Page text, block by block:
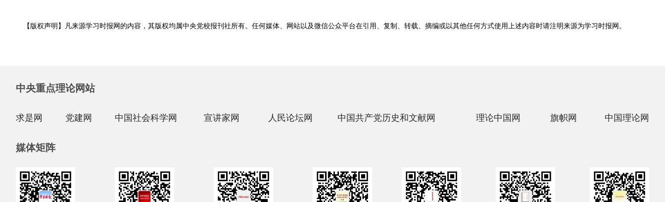
【版权声明】凡来源学习时报网的内容，其版权均属中央党校报刊社所有。任何媒体、网站以及微信公众平台在引用、复制、转载、摘编或以其他任何方式使用上述内容时请注明来源为学习时报网 。
中央重点理论网站
求是网 党建网 中国社会科学网 宣讲家网 人民论坛网 中国共产党历史和文献网 理论中国网 旗帜网 中国理论网
媒体矩阵